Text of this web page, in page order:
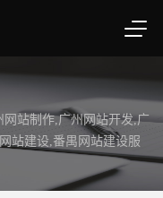
站制作,广州网站开发,广
站建设,番禺网站建设服